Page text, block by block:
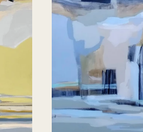
Riviso Exposcição XX Bienal de
de Curitiba - Exposição
de Curitiba - Exposição Grupo
de Arte de Blumenau - Grupo 725 -
EMBAP Exposição Conclusão de
Museu de Arte Contemporânea de
Graciosa de Artes Plásticas - Curitiba-
Museu de Arte Contemporânea de
de Curitiba - Exposição Abstractus
Belas Artes e Dorothéia Wiedmann